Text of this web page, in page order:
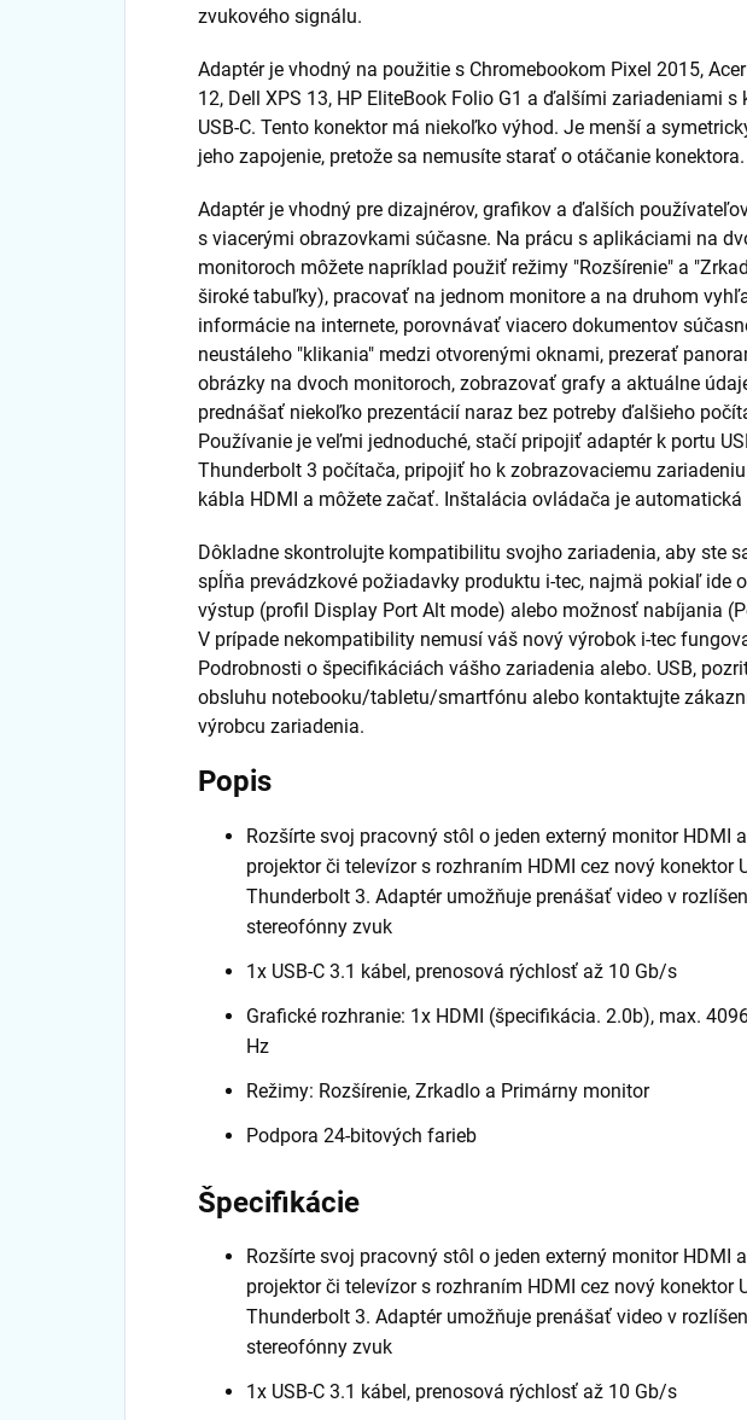
zvukového signálu.
Adaptér je vhodný na použitie s Chromebookom Pixel 2015,
12, Dell XPS 13, HP EliteBook Folio G1 a ďalšími zariadeniami s
USB-C. Tento konektor má niekoľko výhod. Je menší a
jeho zapojenie, pretože sa nemusíte starať o otáčanie konektora.
Adaptér je vhodný pre dizajnérov, grafikov a ďalších
s viacerými obrazovkami súčasne. Na prácu s aplikáciami na
monitoroch môžete napríklad použiť režimy "Rozšírenie" a
široké tabuľky), pracovať na jednom monitore a na druhom
informácie na internete, porovnávať viacero dokumentov
neustáleho "klikania" medzi otvorenými oknami, prezerať
obrázky na dvoch monitoroch, zobrazovať grafy a aktuálne
prednášať niekoľko prezentácií naraz bez potreby ďalšieho
Používanie je veľmi jednoduché, stačí pripojiť adaptér k portu
Thunderbolt 3 počítača, pripojiť ho k zobrazovaciemu
kábla HDMI a môžete začať. Inštalácia ovládača je automatická
Dôkladne skontrolujte kompatibilitu svojho zariadenia, aby ste
spĺňa prevádzkové požiadavky produktu i-tec, najmä pokiaľ ide
výstup (profil Display Port Alt mode) alebo možnosť nabíjania
V prípade nekompatibility nemusí váš nový výrobok i-tec
Podrobnosti o špecifikáciách vášho zariadenia alebo. USB,
obsluhu notebooku/tabletu/smartfónu alebo kontaktujte
výrobcu zariadenia.
Popis
Rozšírte svoj pracovný stôl o jeden externý monitor HDMI
projektor či televízor s rozhraním HDMI cez nový konektor
Thunderbolt 3. Adaptér umožňuje prenášať video v
stereofónny zvuk
1x USB-C 3.1 kábel, prenosová rýchlosť až 10 Gb/s
Grafické rozhranie: 1x HDMI (špecifikácia. 2.0b), max.
Hz
Režimy: Rozšírenie, Zrkadlo a Primárny monitor
Podpora 24-bitových farieb
Špecifikácie
Rozšírte svoj pracovný stôl o jeden externý monitor HDMI
projektor či televízor s rozhraním HDMI cez nový konektor
Thunderbolt 3. Adaptér umožňuje prenášať video v
stereofónny zvuk
1x USB-C 3.1 kábel, prenosová rýchlosť až 10 Gb/s